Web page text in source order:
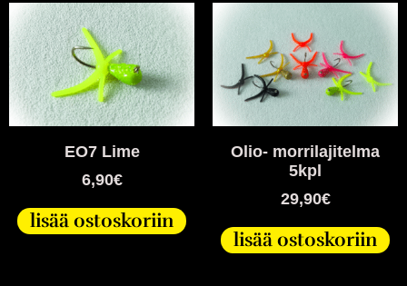
EO7 Lime
6,90€
lisää ostoskoriin
Olio- morrilajitelma
5kpl
29,90€
lisää ostoskoriin